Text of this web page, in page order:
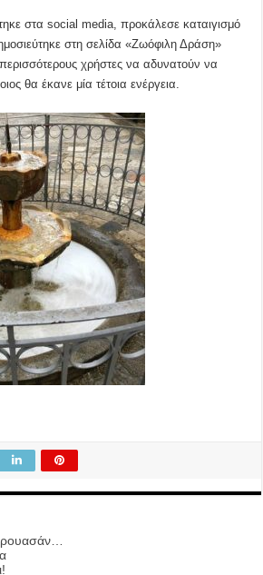
στα social media, προκάλεσε καταιγισμό
στη σελίδα «Ζωόφιλη Δράση»
χρήστες να αδυνατούν να
θα έκανε μία τέτοια ενέργεια.
κρουασάν…